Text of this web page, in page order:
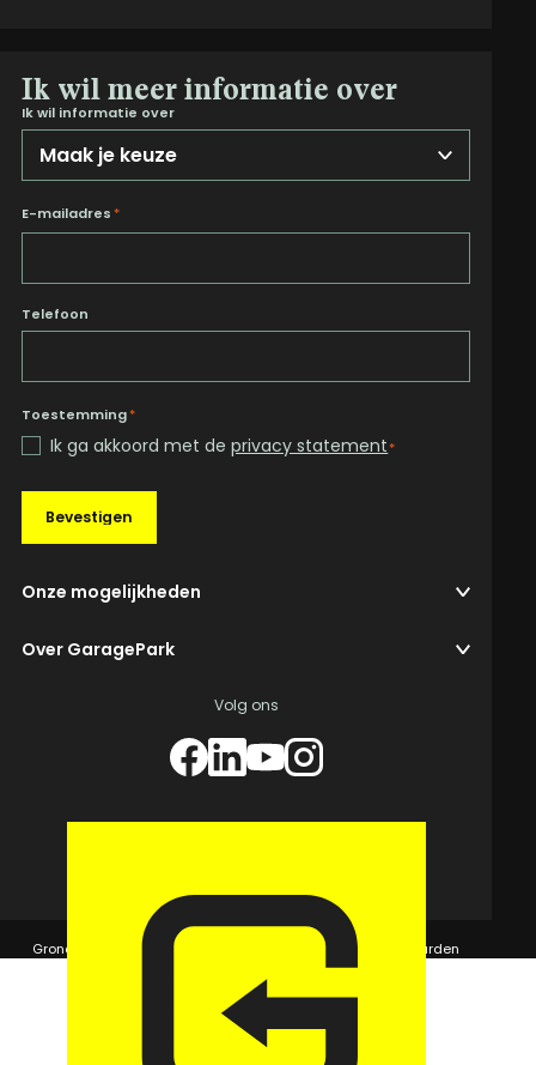
Ik wil meer informatie over
Ik wil informatie over
E-mailadres *
Telefoon
Toestemming*
Ik ga akkoord met deprivacy statement*
Bevestigen
Onze mogelijkheden
Over GaragePark
Volg ons
© 2026 GaragePark.
Grondposities
365Beheer & GaragePark Algemene voorwaarden